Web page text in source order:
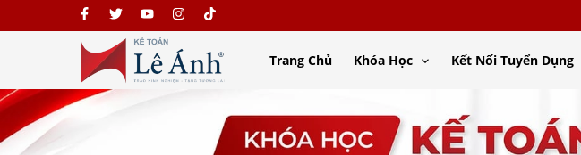
Trang Chủ Khóa Học Kết Nối Tuyển Dụng